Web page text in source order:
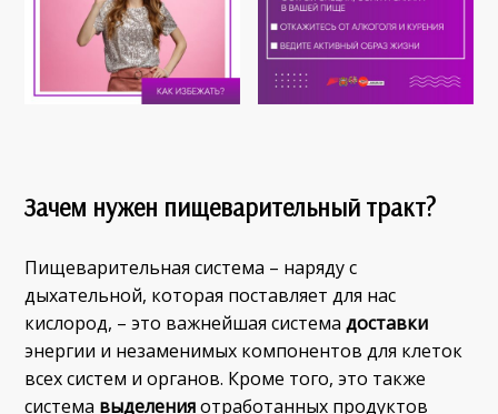
Зачем нужен пищеварительный тракт?
Пищеварительная система – наряду с
дыхательной, которая поставляет для нас
кислород, – это важнейшая системадоставки
энергии и незаменимых компонентов для клеток
всех систем и органов. Кроме того, это также
система выделенияотработанных продуктов